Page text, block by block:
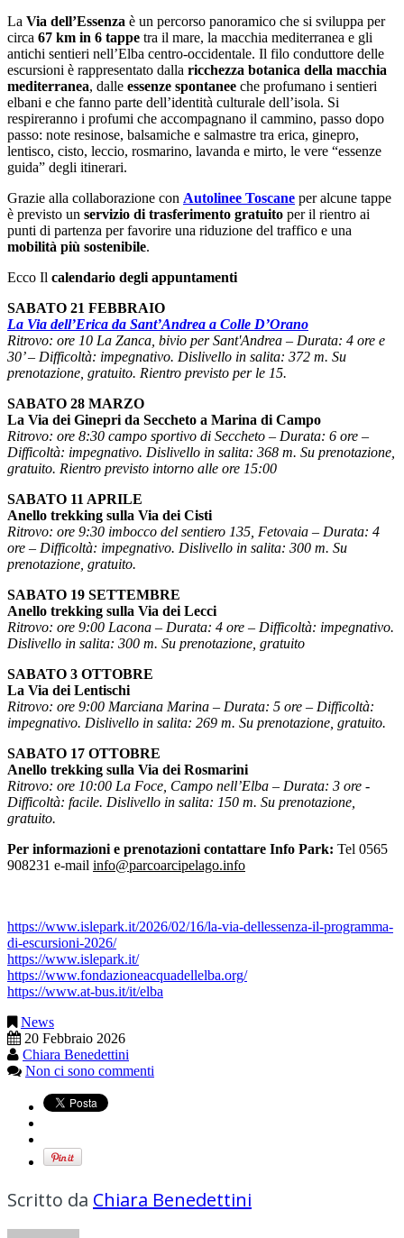
La Via dell’Essenza è un percorso panoramico che si sviluppa per
circa 67 km in 6 tappe tra il mare, la macchia mediterranea e gli
antichi sentieri nell’Elba centro-occidentale. Il filo conduttore delle
escursioni è rappresentato dalla ricchezza botanica della macchia
mediterranea, dalle essenze spontanee che profumano i sentieri
elbani e che fanno parte dell’identità culturale dell’isola. Si
respireranno i profumi che accompagnano il cammino, passo dopo
passo: note resinose, balsamiche e salmastre tra erica, ginepro,
lentisco, cisto, leccio, rosmarino, lavanda e mirto, le vere “essenze
guida” degli itinerari.
Grazie alla collaborazione con Autolinee Toscane per alcune tappe
è previsto un servizio di trasferimento gratuito per il rientro ai
punti di partenza per favorire una riduzione del traffico e una
mobilità più sostenibile.
Ecco Il calendario degli appuntamenti
SABATO 21 FEBBRAIO
La Via dell’Erica da Sant’Andrea a Colle D’Orano
Ritrovo: ore 10 La Zanca, bivio per Sant'Andrea – Durata: 4 ore e
30’ – Difficoltà: impegnativo. Dislivello in salita: 372 m. Su
prenotazione, gratuito. Rientro previsto per le 15.
SABATO 28 MARZO
La Via dei Ginepri da Seccheto a Marina di Campo
Ritrovo: ore 8:30 campo sportivo di Seccheto – Durata: 6 ore –
Difficoltà: impegnativo. Dislivello in salita: 368 m. Su prenotazione,
gratuito. Rientro previsto intorno alle ore 15:00
SABATO 11 APRILE
Anello trekking sulla Via dei Cisti
Ritrovo: ore 9:30 imbocco del sentiero 135, Fetovaia – Durata: 4
ore – Difficoltà: impegnativo. Dislivello in salita: 300 m. Su
prenotazione, gratuito.
SABATO 19 SETTEMBRE
Anello trekking sulla Via dei Lecci
Ritrovo: ore 9:00 Lacona – Durata: 4 ore – Difficoltà: impegnativo.
Dislivello in salita: 300 m. Su prenotazione, gratuito
SABATO 3 OTTOBRE
La Via dei Lentischi
Ritrovo: ore 9:00 Marciana Marina – Durata: 5 ore – Difficoltà:
impegnativo. Dislivello in salita: 269 m. Su prenotazione, gratuito.
SABATO 17 OTTOBRE
Anello trekking sulla Via dei Rosmarini
Ritrovo: ore 10:00 La Foce, Campo nell’Elba – Durata: 3 ore -
Difficoltà: facile. Dislivello in salita: 150 m. Su prenotazione,
gratuito.
Per informazioni e prenotazioni contattare Info Park: Tel 0565
908231 e-mail info@parcoarcipelago.info
https://www.islepark.it/2026/02/16/la-via-dellessenza-il-programma-
di-escursioni-2026/
https://www.islepark.it/
https://www.fondazioneacquadellelba.org/
https://www.at-bus.it/it/elba
News
20 Febbraio 2026
Chiara Benedettini
Non ci sono commenti
Scritto da Chiara Benedettini